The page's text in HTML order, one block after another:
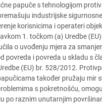
papuče s tehnologijom
industrijske
korisnicima i operateri
1. točkom (a) Uredbe
o uvođenju mjera za
povreda i povreda u skladu s
(EU) br. 528/2012.
također pružaju mir
s pokretnošću,
po raznim unutarnjim